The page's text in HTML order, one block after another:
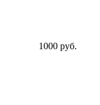
1000 руб.